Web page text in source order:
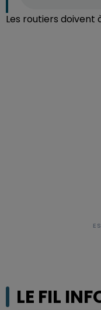
Les routiers doivent
LE FIL